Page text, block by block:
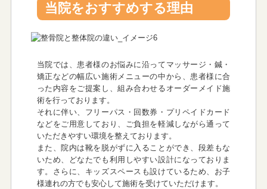
当院をおすすめする理由
当院では、患者様のお悩みに沿ってマッサージ・鍼・
矯正などの幅広い施術メニューの中から、患者様に合
った内容をご提案し、組み合わせるオーダーメイド施
術を行っております。
それに伴い、フリーパス・回数券・プリペイドカード
などをご用意しており、ご負担を軽減しながら通って
いただきやすい環境を整えております。
また、院内は靴を脱がずに入ることができ、段差もな
いため、どなたでも利用しやすい設計になっておりま
す。さらに、キッズスペースも設けているため、お子
様連れの方でも安心して施術を受けていただけます。